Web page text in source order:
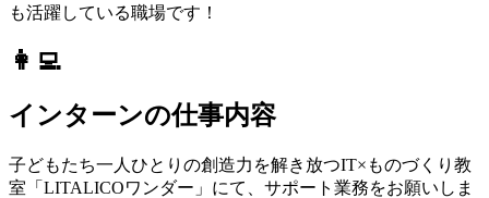
も活躍している職場です！
👩‍💻
インターンの仕事内容
子どもたち一人ひとりの創造力を解き放つIT×ものづくり教
室「LITALICOワンダー」にて、サポート業務をお願いしま